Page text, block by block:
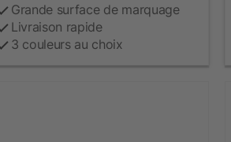
Grande surface de marquage
Livraison rapide
3 couleurs au choix